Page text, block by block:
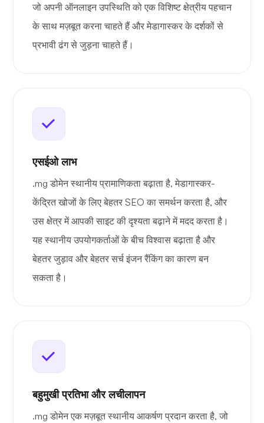
जो अपनी ऑनलाइन उपस्थिति को एक विशिष्ट क्षेत्रीय पहचान
के साथ मज़बूत करना चाहते हैं और मेडागास्कर के दर्शकों से
प्रभावी ढंग से जुड़ना चाहते हैं।
एसईओ लाभ
.mg डोमेन स्थानीय प्रामाणिकता बढ़ाता है, मेडागास्कर-
केंद्रित खोजों के लिए बेहतर SEO का समर्थन करता है, और
उस क्षेत्र में आपकी साइट की दृश्यता बढ़ाने में मदद करता है।
यह स्थानीय उपयोगकर्ताओं के बीच विश्वास बढ़ाता है और
बेहतर जुड़ाव और बेहतर सर्च इंजन रैंकिंग का कारण बन
सकता है।
बहुमुखी प्रतिभा और लचीलापन
.mg डोमेन एक मज़बूत स्थानीय आकर्षण प्रदान करता है, जो